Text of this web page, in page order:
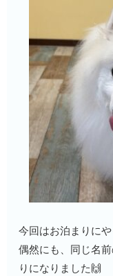
今回はお泊まりに
偶然にも、同じ名
りになりました🙌